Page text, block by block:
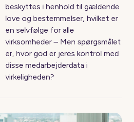
beskyttes i henhold til gældende
love og bestemmelser, hvilket er
en selvfølge for alle
virksomheder – Men spørgsmålet
er, hvor god er jeres kontrol med
disse medarbejderdata i
virkeligheden?